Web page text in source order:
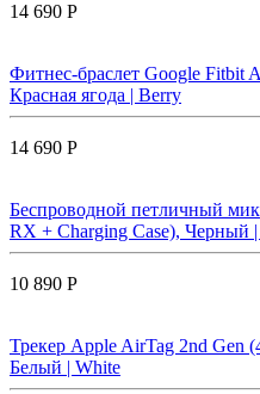
14 690 Р
Фитнес-браслет Google Fitbit
Красная ягода | Berry
14 690 Р
Беспроводной петличный
RX + Charging Case), Черный
10 890 Р
Трекер Apple AirTag 2nd Gen
Белый | White